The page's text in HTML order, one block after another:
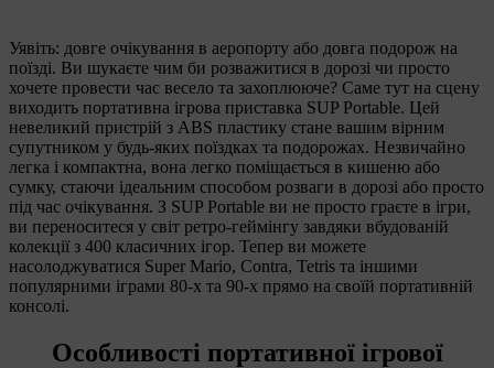
Уявіть: довге очікування в аеропорту або довга подорож на
поїзді. Ви шукаєте чим би розважитися в дорозі чи просто
хочете провести час весело та захоплююче? Саме тут на сцену
виходить портативна ігрова приставка SUP Portable. Цей
невеликий пристрій з ABS пластику стане вашим вірним
супутником у будь-яких поїздках та подорожах. Незвичайно
легка і компактна, вона легко поміщається в кишеню або
сумку, стаючи ідеальним способом розваги в дорозі або просто
під час очікування. З SUP Portable ви не просто граєте в ігри,
ви переноситеся у світ ретро-геймінгу завдяки вбудованій
колекції з 400 класичних ігор. Тепер ви можете
насолоджуватися Super Mario, Contra, Tetris та іншими
популярними іграми 80-х та 90-х прямо на своїй портативній
консолі.
Особливості портативної ігрової